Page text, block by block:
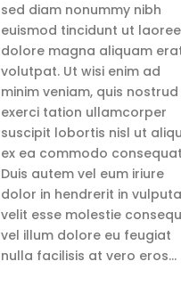
sed diam nonummy nibh
euismod tincidunt ut
dolore magna aliquam
volutpat. Ut wisi enim ad
minim veniam, quis nostrud
exerci tation ullamcorper
suscipit lobortis nisl ut
ex ea commodo
Duis autem vel eum iriure
dolor in hendrerit in
velit esse molestie
vel illum dolore eu feugiat
nulla facilisis at vero eros...